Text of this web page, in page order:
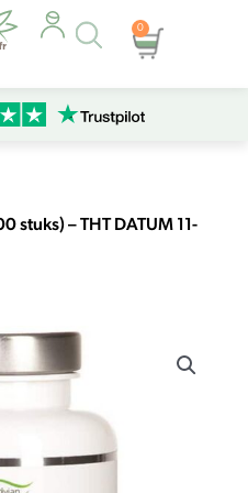
Recherche
de
produits
0
Panier
stuks) – THT DATUM 11-